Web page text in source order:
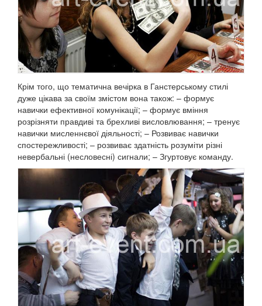
Крім того, що тематична вечірка в Ганстерському стилі
дуже цікава за своїм змістом вона також: – формує
навички ефективної комунікації; – формує вміння
розрізняти правдиві та брехливі висловлювання; – тренує
навички мисленнєвої діяльності; – Розвиває навички
спостережливості; – розвиває здатність розуміти різні
невербальні (несловесні) сигнали; – Згуртовує команду.